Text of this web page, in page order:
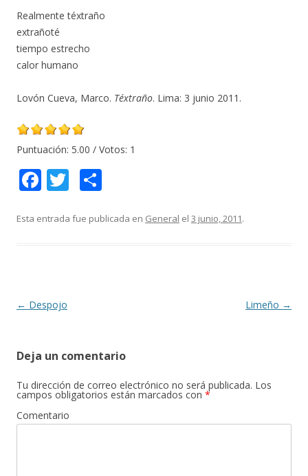
Realmente téxtraño
extrañoté
tiempo estrecho
calor humano
Lovón Cueva, Marco. Téxtraño. Lima: 3 junio 2011.
Puntuación: 5.00 / Votos: 1
F
e
k
T
itt m
Esta entrada fue publicada en General el 3 junio, 2011.
Navegación
← Despojo Limeño →
Deja un comentario
Tu dirección de correo electrónico no será publicada. Los
campos obligatorios están marcados con *
Comentario